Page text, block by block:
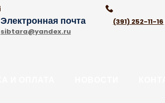
Электронная почта
sibtara@yandex.ru
(391) 252-11-16